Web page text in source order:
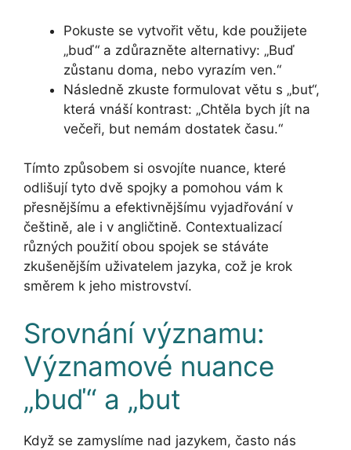
Pokuste se vytvořit větu, kde použijete
„buď“ a zdůrazněte alternativy: „Buď
zůstanu doma, nebo vyrazím ven.“
Následně zkuste formulovat větu s „but“,
která vnáší kontrast: „Chtěla bych jít na
večeři, but nemám dostatek času.“
Tímto způsobem si osvojíte nuance, které
odlišují tyto dvě spojky a pomohou vám k
přesnějšímu a efektivnějšímu vyjadřování v
češtině, ale i v angličtině. Contextualizací
různých použití obou spojek se stáváte
zkušenějším uživatelem jazyka, což je krok
směrem k jeho mistrovství.
Srovnání významu:
Významové nuance
„buď“ a „but
Když se zamyslíme nad jazykem, často nás